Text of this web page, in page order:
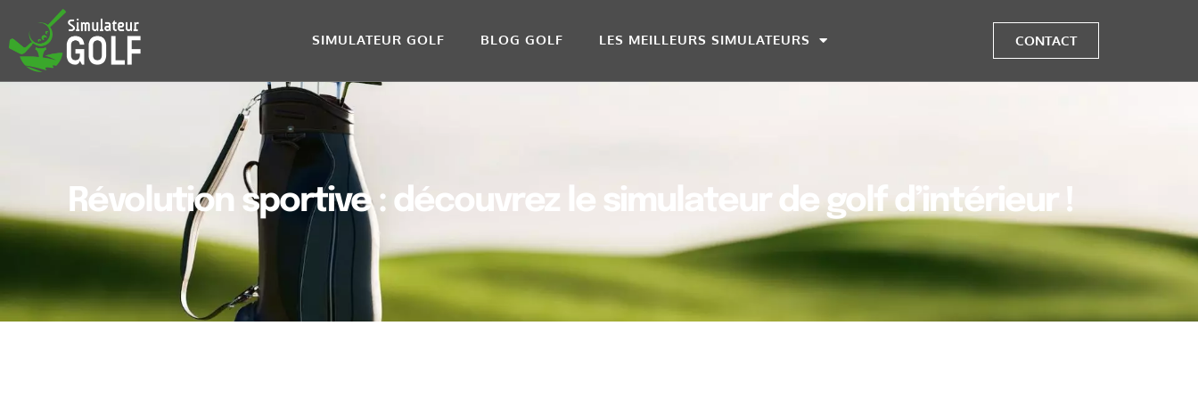
SIMULATEUR GOLF BLOG GOLF LES MEILLEURS SIMULATEURS CONTACT
Révolution sportive : découvrez le simulateur de golf d’intérieur !